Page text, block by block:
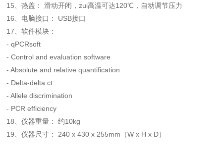
15、热盖： 滑动开闭，zui高温可达120℃，自动调节压力
16、电脑接口： USB接口
17、软件模块：
- qPCRsoft
- Control and evaluation software
- Absolute and relative quantification
- Delta-delta ct
- Allele discrimination
- PCR efficiency
18、仪器重量： 约10kg
19、仪器尺寸： 240 x 430 x 255mm（W x H x D）